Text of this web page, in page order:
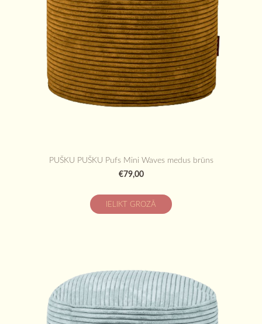
PUŠKU PUŠKU Pufs Mini Waves medus brūns
€79,00
IELIKT GROZĀ